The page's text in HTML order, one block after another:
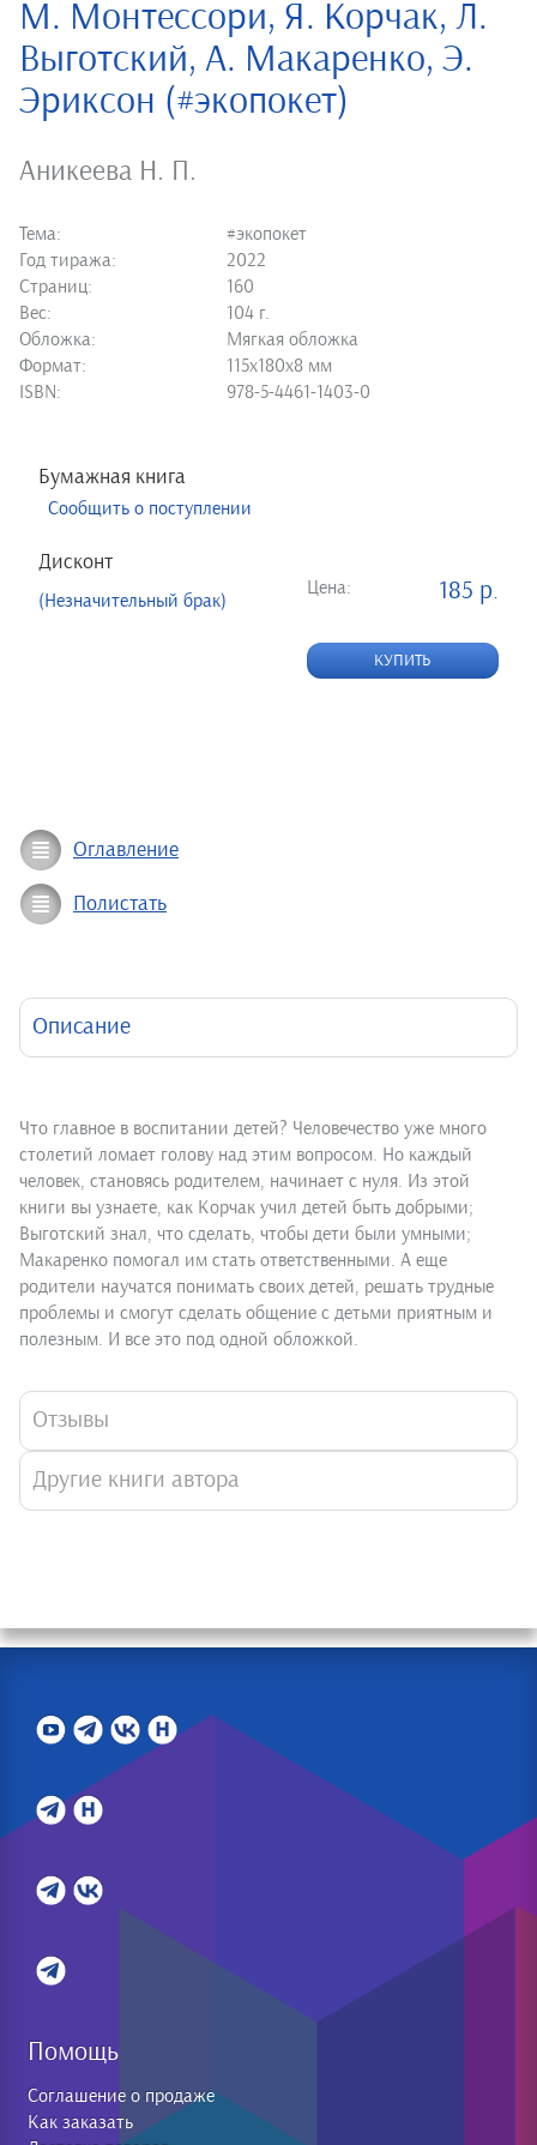
М. Монтессори, Я. Корчак, Л.
Выготский, А. Макаренко, Э.
Эриксон (#экопокет)
Аникеева Н. П.
Тема:
#экопокет
Год тиража:
2022
Страниц:
160
Вес:
104 г.
Обложка:
Мягкая обложка
Формат:
115х180х8 мм
ISBN:
978-5-4461-1403-0
Бумажная книга
Сообщить о поступлении
Дисконт
(Незначительный брак)
Цена: 185 р.
КУПИТЬ
Оглавление
Полистать
Описание
Что главное в воспитании детей? Человечество уже много
столетий ломает голову над этим вопросом. Но каждый
человек, становясь родителем, начинает с нуля. Из этой
книги вы узнаете, как Корчак учил детей быть добрыми;
Выготский знал, что сделать, чтобы дети были умными;
Макаренко помогал им стать ответственными. А еще
родители научатся понимать своих детей, решать трудные
проблемы и смогут сделать общение с детьми приятным и
полезным. И все это под одной обложкой.
Отзывы
Другие книги автора
Помощь
Соглашение о продаже
Как заказать